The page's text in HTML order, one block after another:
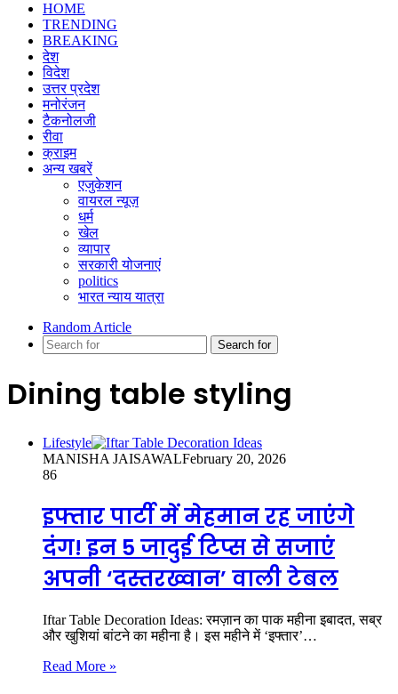
HOME
TRENDING
BREAKING
देश
विदेश
उत्तर प्रदेश
मनोरंजन
टैकनोलजी
रीवा
क्राइम
अन्य खबरें
एजुकेशन
वायरल न्यूज़
धर्म
खेल
व्यापार
सरकारी योजनाएं
politics
भारत न्याय यात्रा
Random Article
Search for
Dining table styling
Lifestyle
MANISHA JAISAWALFebruary 20, 2026
86
इफ्तार पार्टी में मेहमान रह जाएंगे
दंग! इन 5 जादुई टिप्स से सजाएं
अपनी ‘दस्तरख्वान’ वाली टेबल
Iftar Table Decoration Ideas: रमज़ान का पाक महीना इबादत, सब्र
और खुशियां बांटने का महीना है। इस महीने में ‘इफ्तार’…
Read More »